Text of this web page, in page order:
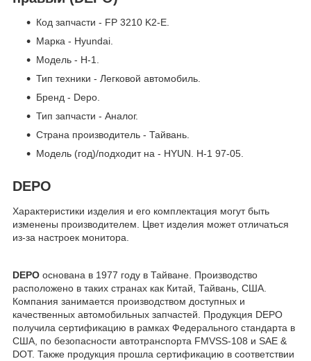
Код запчасти - FP 3210 K2-E.
Марка - Hyundai.
Модель - H-1.
Тип техники - Легковой автомобиль.
Бренд - Depo.
Тип запчасти - Аналог.
Страна производитель - Тайвань.
Модель (год)/подходит на - HYUN. H-1 97-05.
DEPO
Характеристики изделия и его комплектация могут быть
изменены производителем. Цвет изделия может отличаться
из-за настроек монитора.
DEPO основана в 1977 году в Тайване. Производство
расположено в таких странах как Китай, Тайвань, США.
Компания занимается производством доступных и
качественных автомобильных запчастей. Продукция DEPO
получила сертификацию в рамках Федерального стандарта в
США, по безопасности автотранспорта FMVSS-108 и SAE &
DOT. Также продукция прошла сертификацию в соответствии